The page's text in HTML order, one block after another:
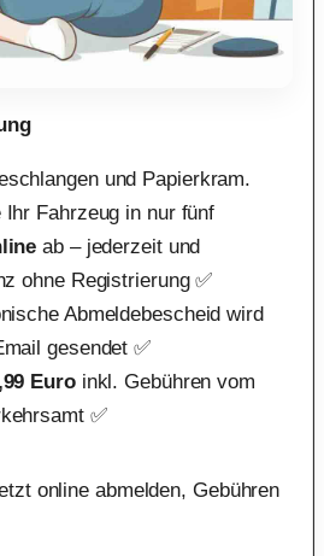
und Papierkram.
Ihr Fahrzeug in nur fünf
ab – jederzeit und
ohne Registrierung ✅
Abmeldebescheid wird
gesendet ✅
Euroinkl. Gebühren vom
✅
online abmelden, Gebühren